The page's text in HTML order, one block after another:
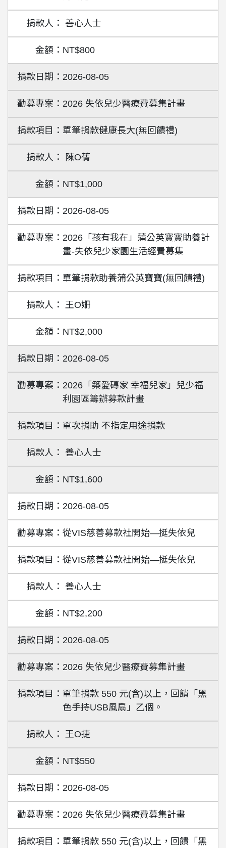
善心人士
NT$800
2026-08-05
2026 失依兒少醫療費募集計畫
單筆捐款健康長大(無回饋禮)
陳O蒨
NT$1,000
2026-08-05
2026「孩有我在」蒲公英寶寶助養計
畫-失依兒少家園生活經費募集
單筆捐款助養蒲公英寶寶(無回饋禮)
王O姍
NT$2,000
2026-08-05
2026「築愛磚家 幸福兒家」兒少福
利園區籌辦募款計畫
單次捐助 不指定用途捐款
善心人士
NT$1,600
2026-08-05
從VIS慈善募款社開始—挺失依兒
從VIS慈善募款社開始—挺失依兒
善心人士
NT$2,200
2026-08-05
2026 失依兒少醫療費募集計畫
單筆捐款 550 元(含)以上，回饋「黑
色手持USB風扇」乙個。
王O捷
NT$550
2026-08-05
2026 失依兒少醫療費募集計畫
單筆捐款 550 元(含)以上，回饋「黑